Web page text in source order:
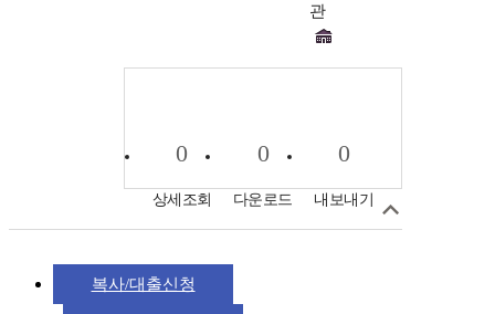
관
0
상세조회
0
다운로드
0
내보내기
복사/대출신청